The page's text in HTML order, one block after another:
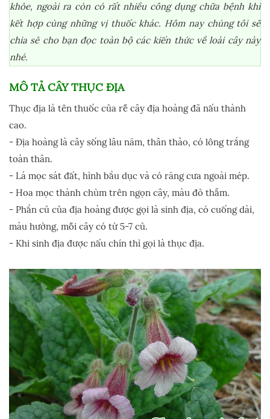
khỏe, ngoài ra còn có rất nhiều công dụng chữa bệnh khi
kết hợp cùng những vị thuốc khác. Hôm nay chúng tôi sẽ
chia sẻ cho bạn đọc toàn bộ các kiến thức về loài cây này
nhé.
MÔ TẢ CÂY THỤC ĐỊA
Thục địa là tên thuốc của rễ cây địa hoàng đã nấu thành
cao.
- Địa hoàng là cây sống lâu năm, thân thảo, có lông trắng
toàn thân.
- Lá mọc sát đất, hình bầu dục và có răng cưa ngoài mép.
- Hoa mọc thành chùm trên ngọn cây, màu đỏ thẫm.
- Phần củ của địa hoàng được gọi là sinh địa, có cuống dài,
màu hường, mỗi cây có từ 5-7 củ.
- Khi sinh địa được nấu chín thì gọi là thục địa.